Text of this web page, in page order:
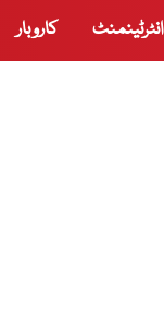
انٹرٹینمنٹ کاروبار